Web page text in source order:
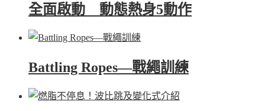
全面啟動 動態熱身5動作
Battling Ropes—戰繩訓練